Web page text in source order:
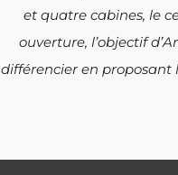
et quatre cabines, le
ouverture, l’objectif
différencier en proposant